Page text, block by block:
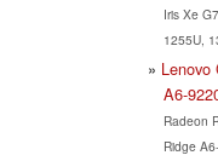
Iris Xe
1255U,
Lenovo
A6-
Radeon
Ridge